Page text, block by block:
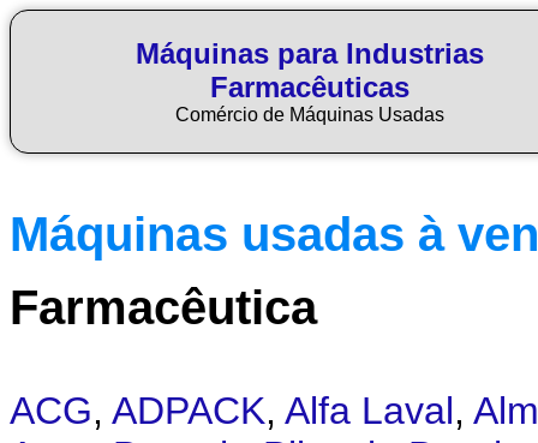
Máquinas para Industrias
Farmacêuticas
Comércio de Máquinas Usadas
Máquinas usadas à
Farmacêutica
ACG, ADPACK, Alfa Laval,